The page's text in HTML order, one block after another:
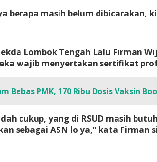
berapa masih belum
Lombok Tengah Lalu Firman
wajib menyertakan sertifikat
Bebas PMK, 170 Ribu Dosis Vaksin
cukup, yang di RSUD masih
sebagai ASN lo ya,” kata Firman